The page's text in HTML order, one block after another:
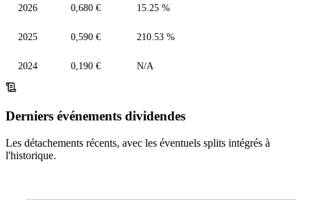
2026 0,680 € 15.25 %
2025 0,590 € 210.53 %
2024 0,190 € N/A
Derniers événements dividendes
Les détachements récents, avec les éventuels splits intégrés à
l'historique.